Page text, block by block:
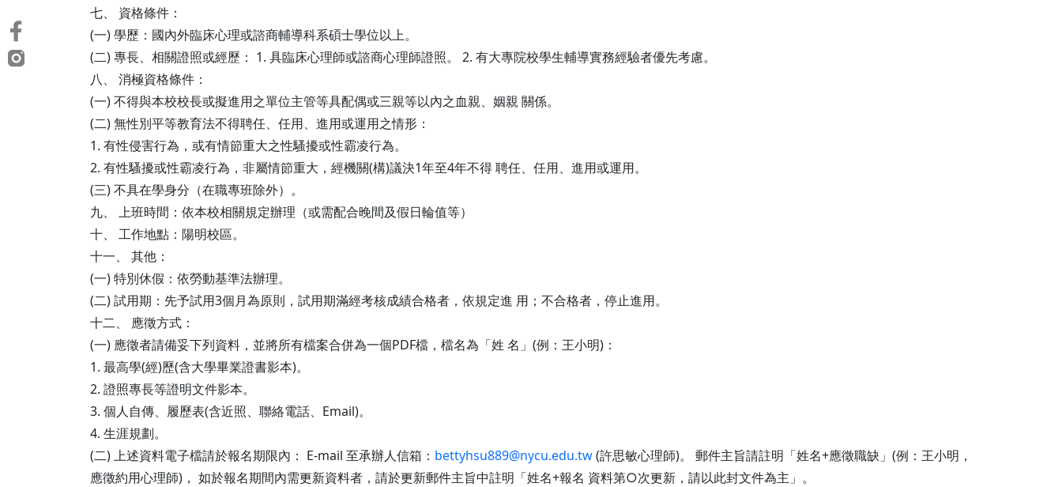
七、 資格條件：
(一) 學歷：國內外臨床心理或諮商輔導科系碩士學位以上。
(二) 專長、相關證照或經歷： 1. 具臨床心理師或諮商心理師證照。 2. 有大專院校學生輔導實務經驗者優先考慮。
八、 消極資格條件：
(一) 不得與本校校長或擬進用之單位主管等具配偶或三親等以內之血親、姻親 關係。
(二) 無性別平等教育法不得聘任、任用、進用或運用之情形：
1. 有性侵害行為，或有情節重大之性騷擾或性霸凌行為。
2. 有性騷擾或性霸凌行為，非屬情節重大，經機關(構)議決1年至4年不得 聘任、任用、進用或運用。
(三) 不具在學身分（在職專班除外）。
九、 上班時間：依本校相關規定辦理（或需配合晚間及假日輪值等）
十、 工作地點：陽明校區。
十一、 其他：
(一) 特別休假：依勞動基準法辦理。
(二) 試用期：先予試用3個月為原則，試用期滿經考核成績合格者，依規定進 用；不合格者，停止進用。
十二、 應徵方式：
(一) 應徵者請備妥下列資料，並將所有檔案合併為一個PDF檔，檔名為「姓 名」(例：王小明)：
1. 最高學(經)歷(含大學畢業證書影本)。
2. 證照專長等證明文件影本。
3. 個人自傳、履歷表(含近照、聯絡電話、Email)。
4. 生涯規劃。
(二) 上述資料電子檔請於報名期限內： E-mail 至承辦人信箱： bettyhsu889@nycu.edu.tw(許思敏心理師)。 郵件主旨請註明「姓名+應徵職缺」(例：王小明，
應徵約用心理師)， 如於報名期間內需更新資料者，請於更新郵件主旨中註明「姓名+報名 資料第○次更新，請以此封文件為主」。